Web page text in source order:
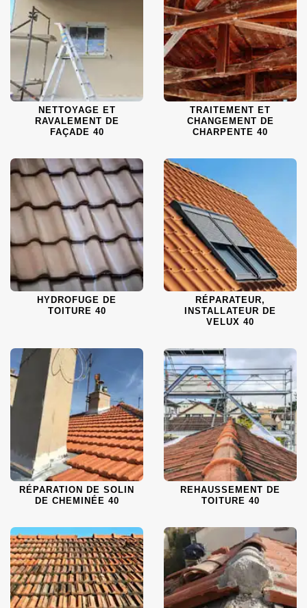
NETTOYAGE ET
RAVALEMENT DE
FAÇADE 40
TRAITEMENT ET
CHANGEMENT DE
CHARPENTE 40
HYDROFUGE DE
TOITURE 40
RÉPARATEUR,
INSTALLATEUR DE
VELUX 40
RÉPARATION DE SOLIN
DE CHEMINÉE 40
REHAUSSEMENT DE
TOITURE 40